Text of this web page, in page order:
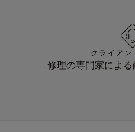
クライアン
修理の専門家による